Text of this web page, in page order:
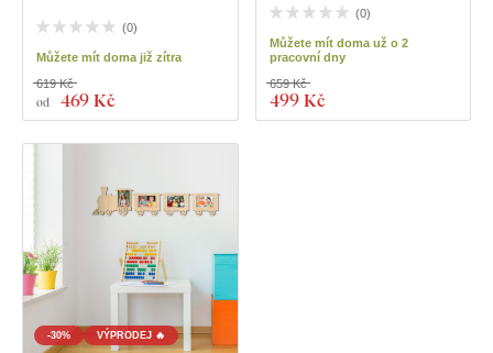
(0)
Můžete mít doma již zítra
od 469 Kč
619 Kč
(0)
Můžete mít doma už o 2
pracovní dny
499 Kč
659 Kč
-30% VÝPRODEJ 🔥